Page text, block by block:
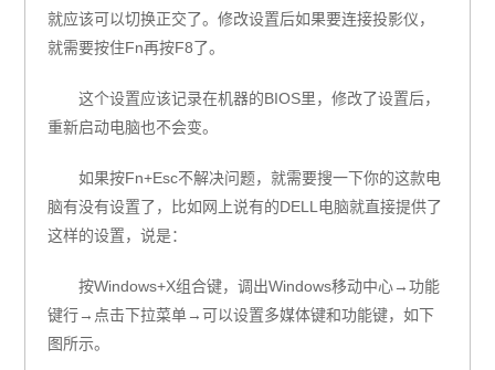
就应该可以切换正交了。修改设置后如果要连接投影仪，
就需要按住Fn再按F8了。
这个设置应该记录在机器的BIOS里，修改了设置后，
重新启动电脑也不会变。
如果按Fn+Esc不解决问题，就需要搜一下你的这款电
脑有没有设置了，比如网上说有的DELL电脑就直接提供了
这样的设置，说是：
按Windows+X组合键，调出Windows移动中心→功能
键行→点击下拉菜单→可以设置多媒体键和功能键，如下
图所示。